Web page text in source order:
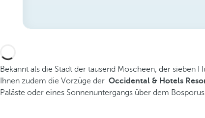
Bekannt als die Stadt der tausend Moscheen, der sieben
Ihnen zudem die Vorzüge der Occidental & Hotels
Paläste oder eines Sonnenuntergangs über dem